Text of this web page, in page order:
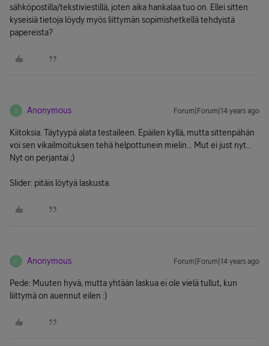
sähköpostilla/tekstiviestillä, joten aika hankalaa tuo on. Ellei sitten
kyseisiä tietoja löydy myös liittymän sopimishetkellä tehdyistä
papereista?
A Anonymous Forum|Forum|14 years ago
Kiitoksia. Täytyypä alata testaileen. Epäilen kyllä, mutta sittenpähän
voi sen vikailmoituksen tehä helpottunein mielin... Mut ei just nyt...
Nyt on perjantai ;)
Slider: pitäis löytyä laskusta.
A Anonymous Forum|Forum|14 years ago
Pede: Muuten hyvä, mutta yhtään laskua ei ole vielä tullut, kun
liittymä on auennut eilen :)